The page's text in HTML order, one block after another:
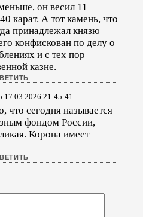
он весил 11
карат. А тот камень, что
принадлежал князю
конфискован по делу о
и с тех пор
казне.
17.03.2026 21:45:41
что сегодня называется
фондом России,
Корона имеет